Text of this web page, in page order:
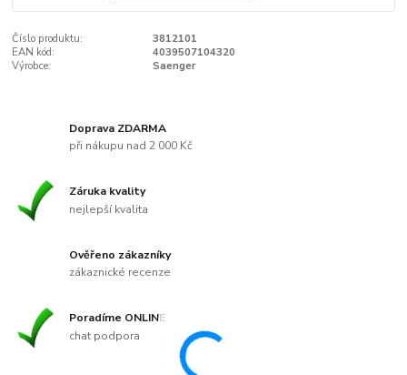
Číslo produktu:
3812101
EAN kód:
4039507104320
Výrobce:
Saenger
Doprava ZDARMA
při nákupu nad 2 000 Kč
Záruka kvality
nejlepší kvalita
Ověřeno zákazníky
zákaznické recenze
Poradíme ONLINE
chat podpora